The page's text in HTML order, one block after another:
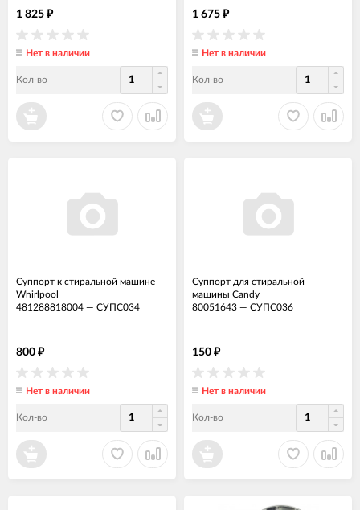
1 825 ₽
Нет в наличии
Кол-во
1 675 ₽
Нет в наличии
Кол-во
Суппорт к стиральной машине
Whirlpool
481288818004 — СУПС034
800 ₽
Нет в наличии
Кол-во
Суппорт для стиральной
машины Candy
80051643 — СУПС036
150 ₽
Нет в наличии
Кол-во